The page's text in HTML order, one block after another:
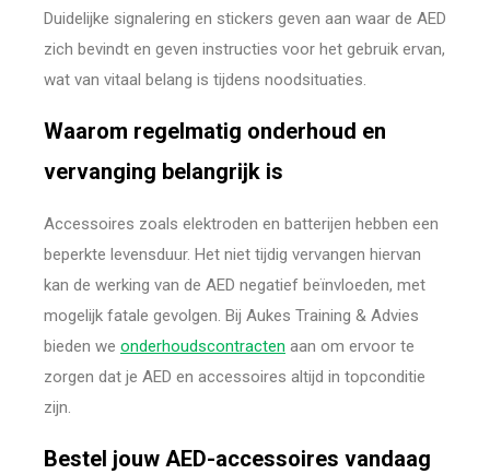
Duidelijke signalering en stickers geven aan waar de AED
zich bevindt en geven instructies voor het gebruik ervan,
wat van vitaal belang is tijdens noodsituaties.
Waarom regelmatig onderhoud en
vervanging belangrijk is
Accessoires zoals elektroden en batterijen hebben een
beperkte levensduur. Het niet tijdig vervangen hiervan
kan de werking van de AED negatief beïnvloeden, met
mogelijk fatale gevolgen. Bij Aukes Training & Advies
bieden we onderhoudscontracten aan om ervoor te
zorgen dat je AED en accessoires altijd in topconditie
zijn.
Bestel jouw AED-accessoires vandaag